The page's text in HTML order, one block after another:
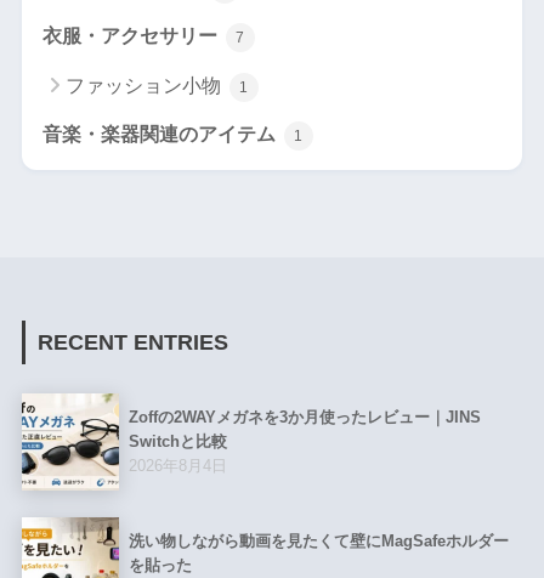
衣服・アクセサリー 7
ファッション小物 1
音楽・楽器関連のアイテム 1
RECENT ENTRIES
Zoffの2WAYメガネを3か月使ったレビュー｜JINS
Switchと比較
2026年8月4日
洗い物しながら動画を見たくて壁にMagSafeホルダー
を貼った